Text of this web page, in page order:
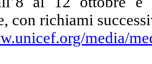
con richiami
media/